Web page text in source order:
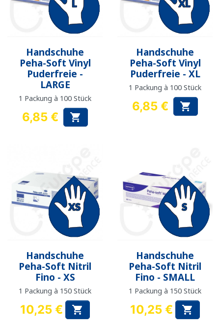
Handschuhe
Peha-Soft Vinyl
Puderfreie -
LARGE
1 Packung à 100 Stück
Preis
6,85 € 
Handschuhe
Peha-Soft Vinyl
Puderfreie - XL
1 Packung à 100 Stück
Preis
6,85 € 
Handschuhe
Peha-Soft Nitril
Fino - XS
1 Packung à 150 Stück
Preis
10,25 € 
Handschuhe
Peha-Soft Nitril
Fino - SMALL
1 Packung à 150 Stück
Preis
10,25 € 